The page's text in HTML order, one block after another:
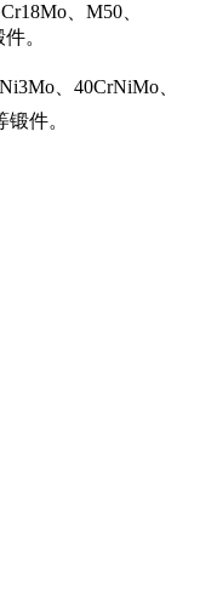
、M50、
。
、40CrNiMo、
件。